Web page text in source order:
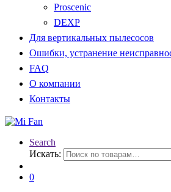
Proscenic
DEXP
Для вертикальных пылесосов
Ошибки, устранение
FAQ
О компании
Контакты
Search
Искать:
0